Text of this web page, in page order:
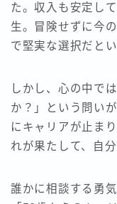
た。収入も安定し
生。冒険せずに今
で堅実な選択だと
しかし、心の中で
か？」という問い
にキャリアが止ま
れが果たして、自
誰かに相談する勇